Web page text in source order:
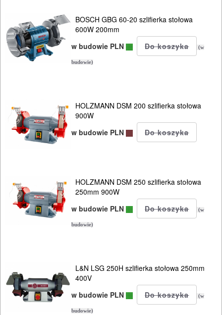
PROXXON
przecinarki
satyniarki
strugi,
budowlane
szlifierki
mimośrod.
szlifierki
oscylacyjne
BOSCH GBG 60-20 szlifierka stołowa
600W 200mm
w budowie PLN
(w
budowie)
HOLZMANN DSM 200 szlifierka stołowa
900W
w budowie PLN
HOLZMANN DSM 250 szlifierka stołowa
250mm 900W
w budowie PLN
(w
budowie)
L&N LSG 250H szlifierka stołowa 250mm
400V
w budowie PLN
(w
budowie)